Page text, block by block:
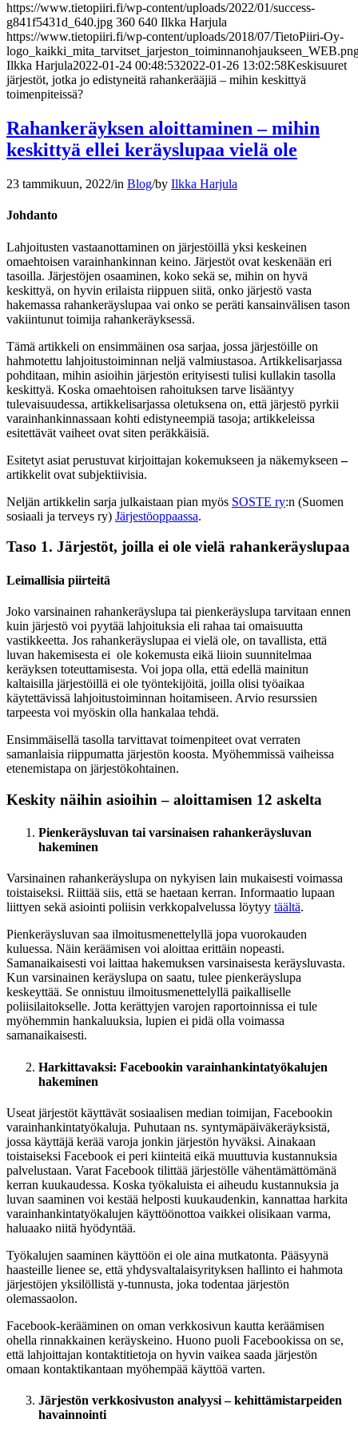
https://www.tietopiiri.fi/wp-content/uploads/2022/01/success-
g841f5431d_640.jpg 360 640 Ilkka Harjula
https://www.tietopiiri.fi/wp-content/uploads/2018/07/TietoPiiri-Oy-
Ilkka Harjula2022-01-24 00:48:532022-01-26 13:02:58Keskisuuret
järjestöt, jotka jo edistyneitä rahankerääjiä – mihin keskittyä
toimenpiteissä?
Rahankeräyksen aloittaminen – mihin
keskittyä ellei keräyslupaa vielä ole
23 tammikuun, 2022/in Blog/by Ilkka Harjula
Johdanto
Lahjoitusten vastaanottaminen on järjestöillä yksi keskeinen
omaehtoisen varainhankinnan keino. Järjestöt ovat keskenään eri
tasoilla. Järjestöjen osaaminen, koko sekä se, mihin on hyvä
keskittyä, on hyvin erilaista riippuen siitä, onko järjestö vasta
hakemassa rahankeräyslupaa vai onko se peräti kansainvälisen tason
vakiintunut toimija rahankeräyksessä.
Tämä artikkeli on ensimmäinen osa sarjaa, jossa järjestöille on
hahmotettu lahjoitustoiminnan neljä valmiustasoa. Artikkelisarjassa
pohditaan, mihin asioihin järjestön erityisesti tulisi kullakin tasolla
keskittyä. Koska omaehtoisen rahoituksen tarve lisääntyy
tulevaisuudessa, artikkelisarjassa oletuksena on, että järjestö pyrkii
varainhankinnassaan kohti edistyneempiä tasoja; artikkeleissa
esitettävät vaiheet ovat siten peräkkäisiä.
Esitetyt asiat perustuvat kirjoittajan kokemukseen ja näkemykseen–
artikkelit ovat subjektiivisia.
Neljän artikkelin sarja julkaistaan pian myös SOSTE ry:n (Suomen
sosiaali ja terveys ry) Järjestöoppaassa.
Taso 1. Järjestöt, joilla ei ole vielä rahankeräyslupaa
Leimallisia piirteitä
Joko varsinainen rahankeräyslupa tai pienkeräyslupa tarvitaan ennen
kuin järjestö voi pyytää lahjoituksia eli rahaa tai omaisuutta
vastikkeetta. Jos rahankeräyslupaa ei vielä ole, on tavallista, että
luvan hakemisesta ei ole kokemusta eikä liioin suunnitelmaa
keräyksen toteuttamisesta. Voi jopa olla, että edellä mainitun
kaltaisilla järjestöillä ei ole työntekijöitä, joilla olisi työaikaa
käytettävissä lahjoitustoiminnan hoitamiseen. Arvio resurssien
tarpeesta voi myöskin olla hankalaa tehdä.
Ensimmäisellä tasolla tarvittavat toimenpiteet ovat verraten
samanlaisia riippumatta järjestön koosta. Myöhemmissä vaiheissa
etenemistapa on järjestökohtainen.
Keskity näihin asioihin – aloittamisen 12 askelta
Pienkeräysluvan tai varsinaisen rahankeräysluvan
hakeminen
Varsinainen rahankeräyslupa on nykyisen lain mukaisesti voimassa
toistaiseksi. Riittää siis, että se haetaan kerran. Informaatio lupaan
liittyen sekä asiointi poliisin verkkopalvelussa löytyy täältä.
Pienkeräysluvan saa ilmoitusmenettelyllä jopa vuorokauden
kuluessa. Näin keräämisen voi aloittaa erittäin nopeasti.
Samanaikaisesti voi laittaa hakemuksen varsinaisesta keräysluvasta.
Kun varsinainen keräyslupa on saatu, tulee pienkeräyslupa
keskeyttää. Se onnistuu ilmoitusmenettelyllä paikalliselle
poliisilaitokselle. Jotta kerättyjen varojen raportoinnissa ei tule
myöhemmin hankaluuksia, lupien ei pidä olla voimassa
samanaikaisesti.
Harkittavaksi: Facebookin varainhankintatyökalujen
hakeminen
Useat järjestöt käyttävät sosiaalisen median toimijan, Facebookin
varainhankintatyökaluja. Puhutaan ns. syntymäpäiväkeräyksistä,
jossa käyttäjä kerää varoja jonkin järjestön hyväksi. Ainakaan
toistaiseksi Facebook ei peri kiinteitä eikä muuttuvia kustannuksia
palvelustaan. Varat Facebook tilittää järjestölle vähentämättömänä
kerran kuukaudessa. Koska työkaluista ei aiheudu kustannuksia ja
luvan saaminen voi kestää helposti kuukaudenkin, kannattaa harkita
varainhankintatyökalujen käyttöönottoa vaikkei olisikaan varma,
haluaako niitä hyödyntää.
Työkalujen saaminen käyttöön ei ole aina mutkatonta. Pääsyynä
haasteille lienee se, että yhdysvaltalaisyrityksen hallinto ei hahmota
järjestöjen yksilöllistä y-tunnusta, joka todentaa järjestön
olemassaolon.
Facebook-kerääminen on oman verkkosivun kautta keräämisen
ohella rinnakkainen keräyskeino. Huono puoli Facebookissa on se,
että lahjoittajan kontaktitietoja on hyvin vaikea saada järjestön
omaan kontaktikantaan myöhempää käyttöä varten.
Järjestön verkkosivuston analyysi – kehittämistarpeiden
havainnointi